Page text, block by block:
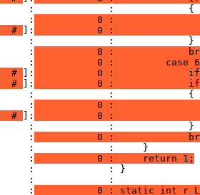
:             :             {
:
0 :
# ]:
0 :
:             :             }
:
0 :
:
0 :         case
# ]:
0 :
# ]:
0 :
:             :             {
:
0 :
# ]:
0 :
:             :             }
:
0 :
:             :     }
:
           0 :     return 1;
:             : }
:             :
:
0 : static int